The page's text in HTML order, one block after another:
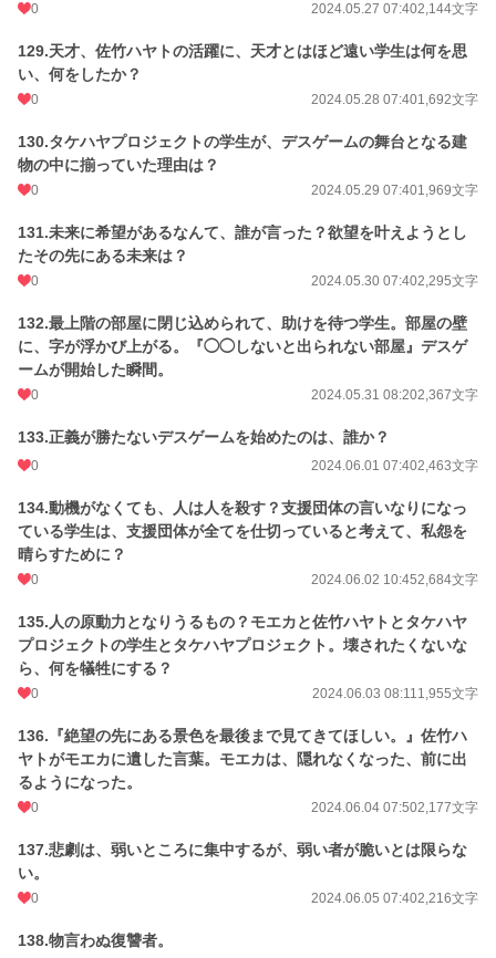
0 2024.05.27 07:402,144文字
129.天才、佐竹ハヤトの活躍に、天才とはほど遠い学生は何を思
い、何をしたか？
0 2024.05.28 07:401,692文字
130.タケハヤプロジェクトの学生が、デスゲームの舞台となる建
物の中に揃っていた理由は？
0 2024.05.29 07:401,969文字
131.未来に希望があるなんて、誰が言った？欲望を叶えようとし
たその先にある未来は？
0 2024.05.30 07:402,295文字
132.最上階の部屋に閉じ込められて、助けを待つ学生。部屋の壁
に、字が浮かび上がる。『◯◯しないと出られない部屋』デスゲ
ームが開始した瞬間。
0 2024.05.31 08:202,367文字
133.正義が勝たないデスゲームを始めたのは、誰か？
0 2024.06.01 07:402,463文字
134.動機がなくても、人は人を殺す？支援団体の言いなりになっ
ている学生は、支援団体が全てを仕切っていると考えて、私怨を
晴らすために？
0 2024.06.02 10:452,684文字
135.人の原動力となりうるもの？モエカと佐竹ハヤトとタケハヤ
プロジェクトの学生とタケハヤプロジェクト。壊されたくないな
ら、何を犠牲にする？
0 2024.06.03 08:111,955文字
136.『絶望の先にある景色を最後まで見てきてほしい。』佐竹ハ
ヤトがモエカに遺した言葉。モエカは、隠れなくなった、前に出
るようになった。
0 2024.06.04 07:502,177文字
137.悲劇は、弱いところに集中するが、弱い者が脆いとは限らな
い。
0 2024.06.05 07:402,216文字
138.物言わぬ復讐者。